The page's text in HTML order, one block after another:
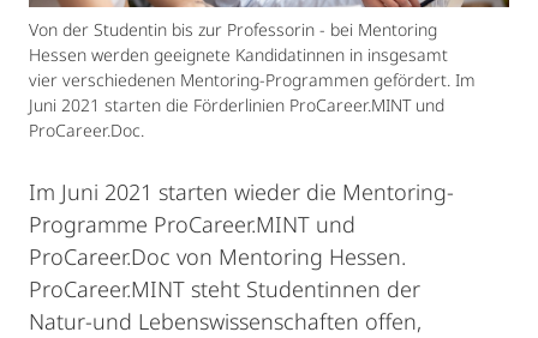
Von der Studentin bis zur Professorin - bei Mentoring
Hessen werden geeignete Kandidatinnen in insgesamt
vier verschiedenen Mentoring-Programmen gefördert. Im
Juni 2021 starten die Förderlinien ProCareer.MINT und
ProCareer.Doc.
Im Juni 2021 starten wieder die Mentoring-
Programme ProCareer.MINT und
ProCareer.Doc von Mentoring Hessen.
ProCareer.MINT steht Studentinnen der
Natur-und Lebenswissenschaften offen,